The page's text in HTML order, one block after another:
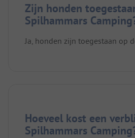
Zijn honden
Spilhammars
Ja, honden zijn toegestaan op
Hoeveel kost een
Spilhammars